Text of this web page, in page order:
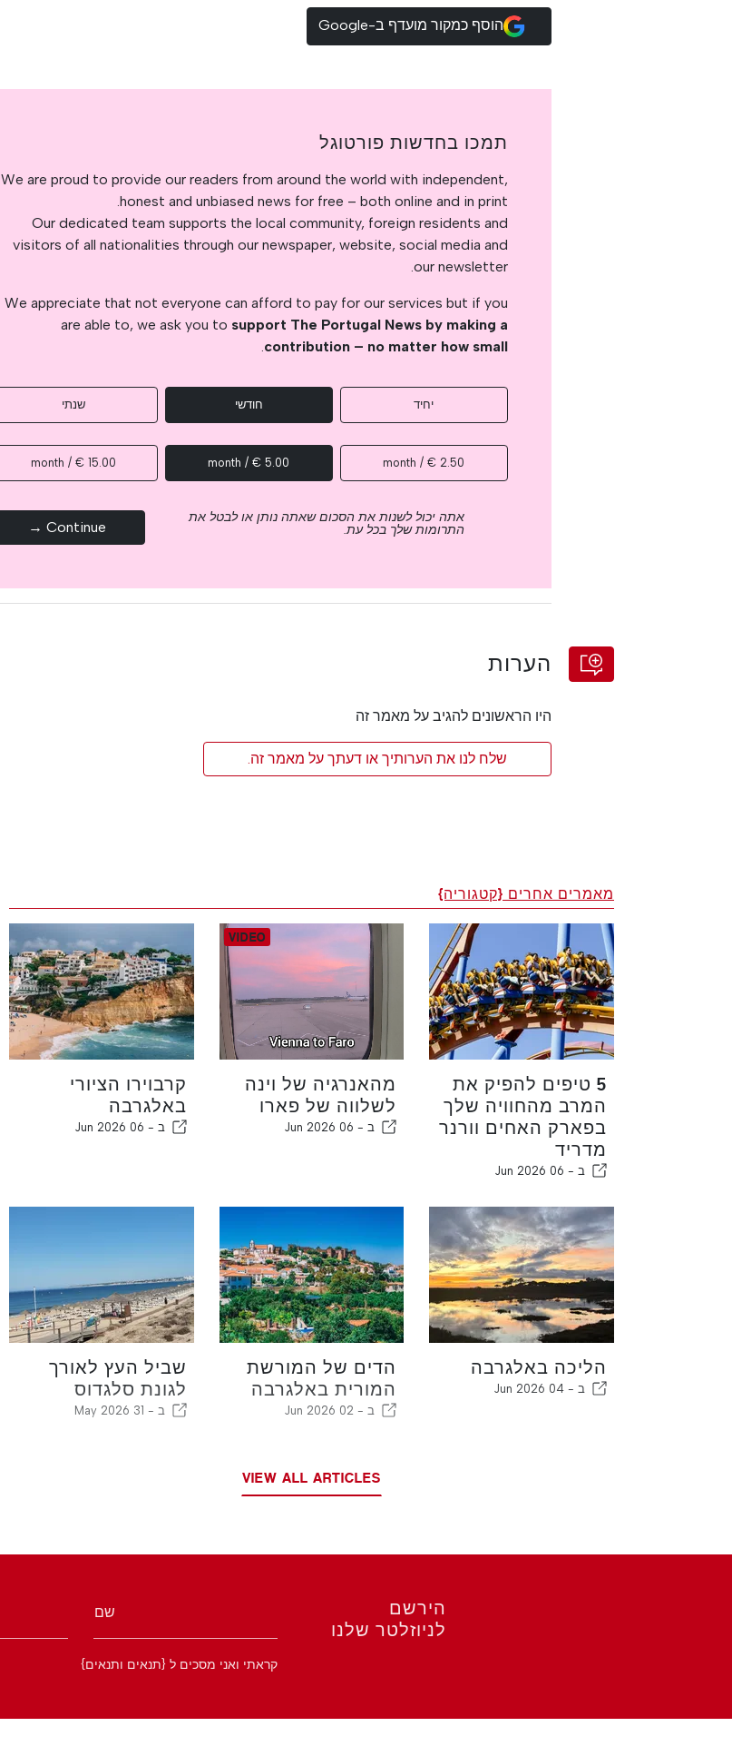
הוסף כמקור מועדף ב-Google
תמכו בחדשות פורטוגל
We are proud to provide our readers from around the world with independent,
honest and unbiased news for free – both online and in print.
Our dedicated team supports the local community, foreign residents and
visitors of all nationalities through our newspaper, website, social media and
our newsletter.
We appreciate that not everyone can afford to pay for our services but if you
are able to, we ask you to support The Portugal News by making a
contribution – no matter how small
.
יחיד חודשי שנתי
2.50 € / month
5.00 € / month
15.00 € / month
אתה יכול לשנות את הסכום שאתה נותן או לבטל את
התרומות שלך בכל עת. Continue →
הערות
היו הראשונים להגיב על מאמר זה
שלח לנו את הערותיך או דעתך על מאמר זה.
מאמרים אחרים {קטגוריה}
5 טיפים להפיק את
המרב מהחוויה שלך
בפארק האחים וורנר
מדריד
ב - 06 Jun 2026
מהאנרגיה של וינה
לשלווה של פארו
ב - 06 Jun 2026
קרבוירו הציורי
באלגרבה
ב - 06 Jun 2026
הליכה באלגרבה
ב - 04 Jun 2026
הדים של המורשת
המורית באלגרבה
ב - 02 Jun 2026
שביל העץ לאורך
לגונת סלגדוס
ב - 31 May 2026
VIEW ALL ARTICLES
הירשם
לניוזלטר שלנו
שם
קראתי ואני מסכים ל {תנאים ותנאים}